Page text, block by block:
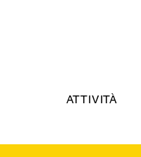
ATTIVITÀ